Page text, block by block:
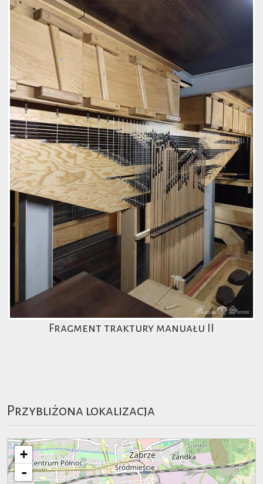
Fragment traktury manuału II
Przybliżona lokalizacja
+
-